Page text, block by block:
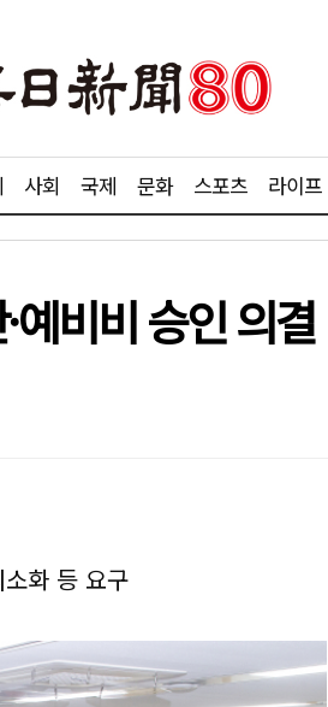
사회 국제 문화 스포츠 라이프
예비비 승인 의결
화 등 요구